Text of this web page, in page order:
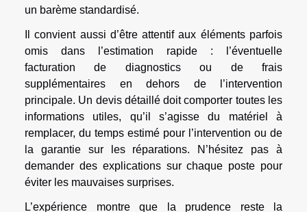
un barème standardisé.
Il convient aussi d’être attentif aux éléments parfois
omis dans l’estimation rapide : l’éventuelle
facturation de diagnostics ou de frais
supplémentaires en dehors de l’intervention
principale. Un devis détaillé doit comporter toutes les
informations utiles, qu’il s’agisse du matériel à
remplacer, du temps estimé pour l’intervention ou de
la garantie sur les réparations. N’hésitez pas à
demander des explications sur chaque poste pour
éviter les mauvaises surprises.
L’expérience montre que la prudence reste la